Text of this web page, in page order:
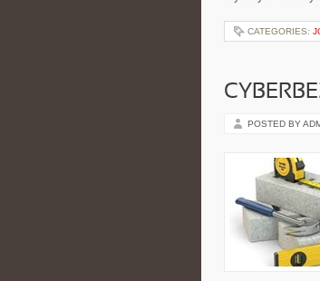
CATEGORIES:
POSTED BY